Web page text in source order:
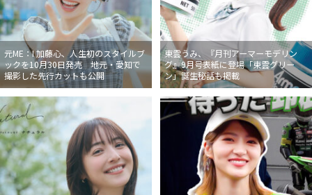
元ME：I 加藤心、人生初のスタイルブ
ックを10月30日発売 地元・愛知で
撮影した先行カットも公開
東雲うみ、『月刊アーマーモデリン
グ』9月号表紙に登場「東雲グリー
ン」誕生秘話も掲載